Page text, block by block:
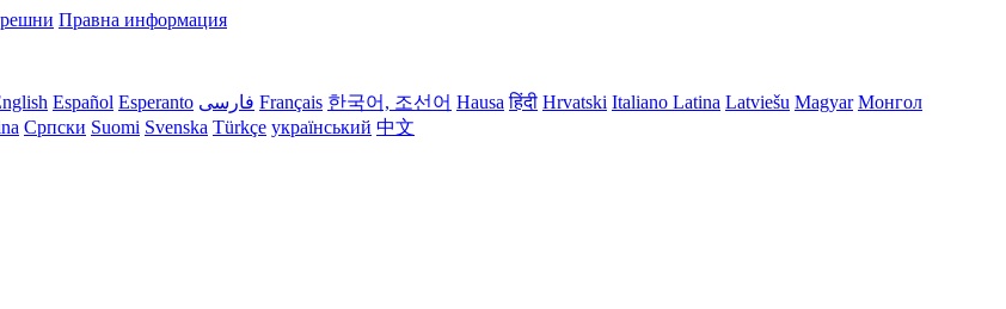
Правна информация
Español Esperanto فارسی Français 한국어, 조선어 Hausa हिंदी Hrvatski Italiano Latina Latviešu Magyar Монгол
Српски Suomi Svenska Türkçe український 中文